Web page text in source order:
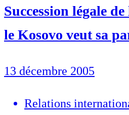
Succession légale
le Kosovo veut sa
13 décembre 2005
Relations